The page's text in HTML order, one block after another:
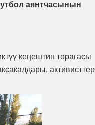
аянтчасынын
кеңештин төрагасы
активисттер